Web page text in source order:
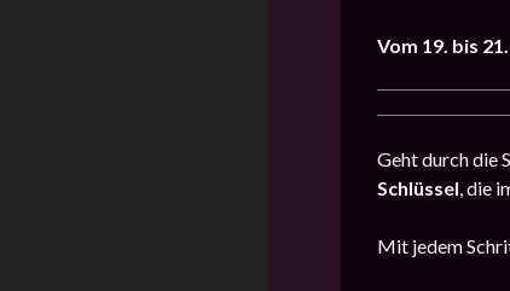
Vom 19. bis
Geht durch die
Schlüssel, die
Mit jedem